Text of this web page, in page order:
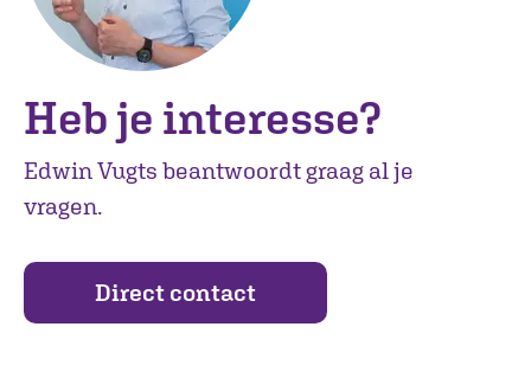
Heb je interesse?
Edwin Vugts beantwoordt graag al je
vragen.
Direct contact